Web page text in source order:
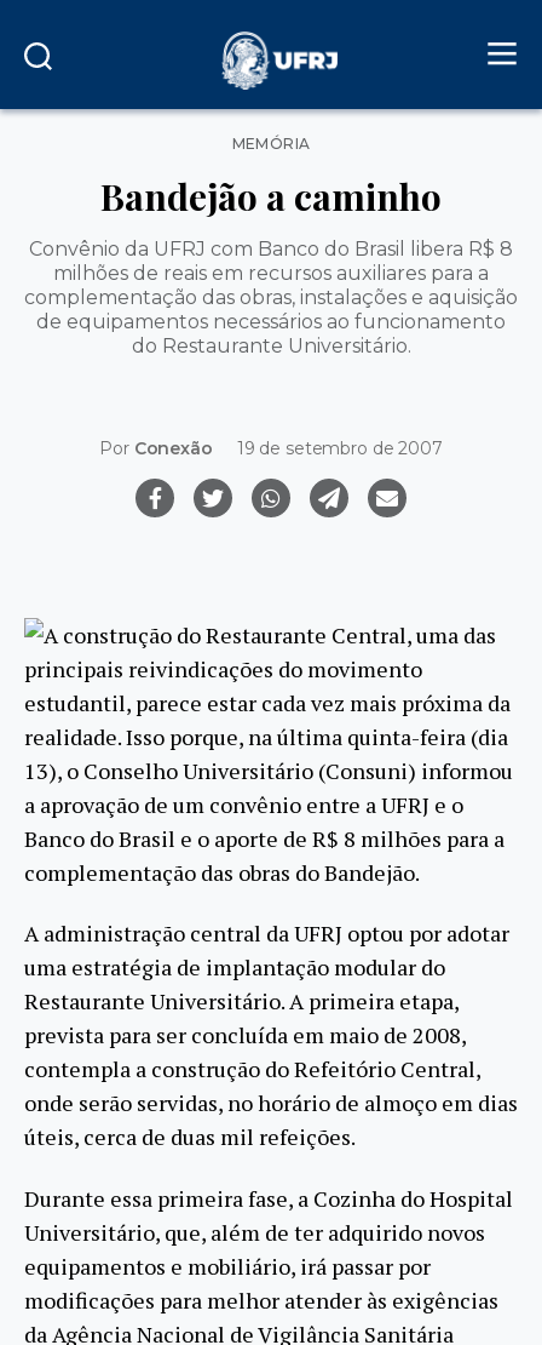
Categorias
MEMÓRIA
Bandejão a caminho
Convênio da UFRJ com Banco do Brasil libera R$ 8
milhões de reais em recursos auxiliares para a
complementação das obras, instalações e aquisição
de equipamentos necessários ao funcionamento
do Restaurante Universitário.
Por Conexão 19 de setembro de 2007
A construção do Restaurante Central, uma das
principais reivindicações do movimento
estudantil, parece estar cada vez mais próxima da
realidade. Isso porque, na última quinta-feira (dia
13), o Conselho Universitário (Consuni) informou
a aprovação de um convênio entre a UFRJ e o
Banco do Brasil e o aporte de R$ 8 milhões para a
complementação das obras do Bandejão.
A administração central da UFRJ optou por adotar
uma estratégia de implantação modular do
Restaurante Universitário. A primeira etapa,
prevista para ser concluída em maio de 2008,
contempla a construção do Refeitório Central,
onde serão servidas, no horário de almoço em dias
úteis, cerca de duas mil refeições.
Durante essa primeira fase, a Cozinha do Hospital
Universitário, que, além de ter adquirido novos
equipamentos e mobiliário, irá passar por
modificações para melhor atender às exigências
da Agência Nacional de Vigilância Sanitária